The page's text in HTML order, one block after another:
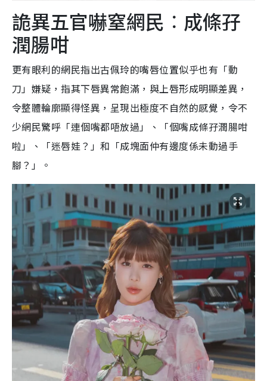
詭異五官嚇窒網民︰成條孖
潤腸咁
更有眼利的網民指出古佩玲的嘴唇位置似乎也有「動
刀」嫌疑，指其下唇異常飽滿，與上唇形成明顯差異，
令整體輪廓顯得怪異，呈現出極度不自然的感覺，令不
少網民驚呼「連個嘴都唔放過」、「個嘴成條孖潤腸咁
啦」、「迷唇娃？」和「成塊面仲有邊度係未動過手
腳？」。